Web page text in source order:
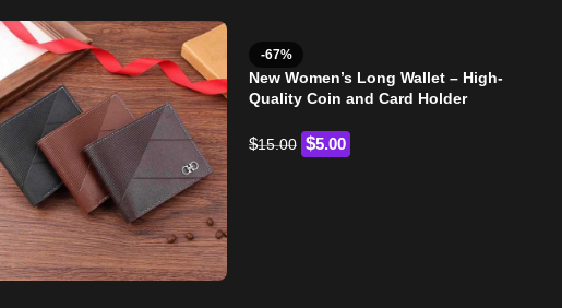
-67%
New Women’s Long Wallet – High-
Quality Coin and Card Holder
$15.00 $5.00